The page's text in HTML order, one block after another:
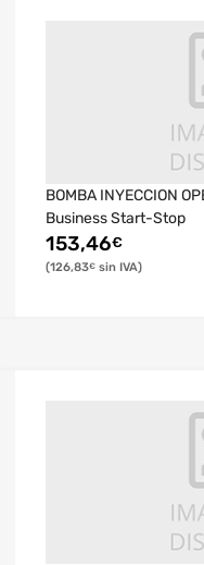
BOMBA INYECCION
Business Start-Stop
153,46€
126,83€